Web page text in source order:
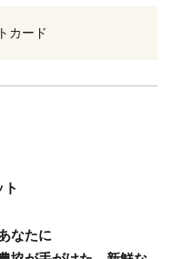
カード
なたに